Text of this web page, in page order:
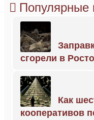
Популярные
сгорели в
Как
кооперативов